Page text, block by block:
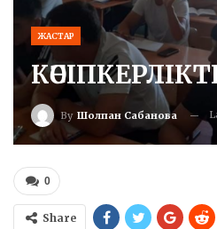
ЖАСТАР
By Шолпан Сабанова
0
Share